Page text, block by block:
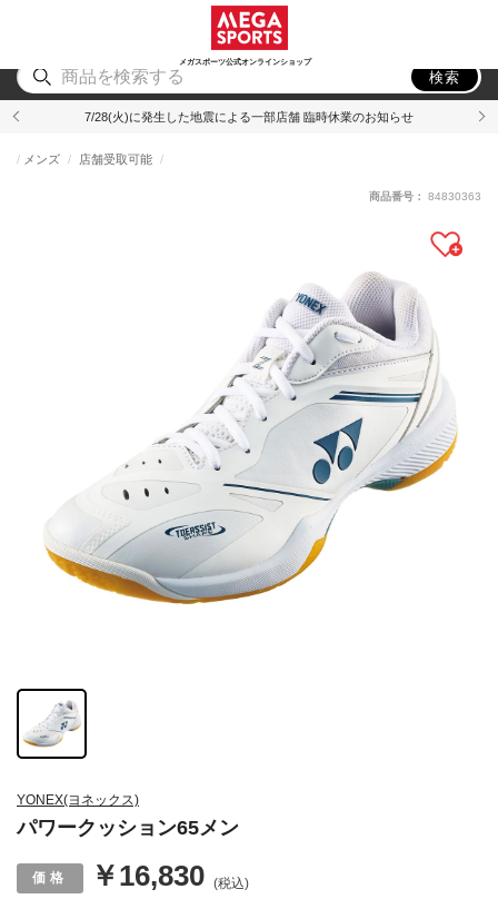
メガスポーツ公式オンラインショップ
アウトドア
検索
7/28(火)に発生した地震による一部店舗 臨時休業のお知らせ
YONEX(ヨネックス)
パワークッション65メン
メンズ 店舗受取可能
￥16,830 (税込)
商品番号： 84830363